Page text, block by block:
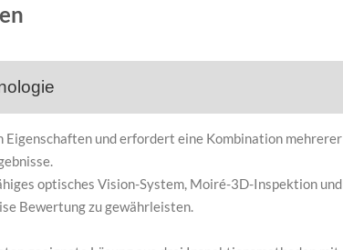
Eigenschaften und erfordert eine Kombination mehrerer
optisches Vision-System, Moiré-3D-Inspektion und
Bewertung zu gewährleisten.